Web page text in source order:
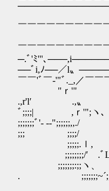
/＿
￣￣￣￣￣￣￣
￣￣￣￣￣￣￣￣
─.ﾞ'ﾐ'''､
──ﾞi,ﾉ──／l〟
￣￣'ﾞ￣-'"ﾞ._,／￣
"ｒ'"
.,r'l′ .,
ﾞ;;;;| ,ｒ
;;;;;;;ﾞ'-
;;; ;;;;/
;;;;;.ｌ,
;;;;;;;;/′ .ﾞ
;;;;;;;:;;ヽ
.